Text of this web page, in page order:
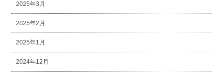
2025年3月
2025年2月
2025年1月
2024年12月